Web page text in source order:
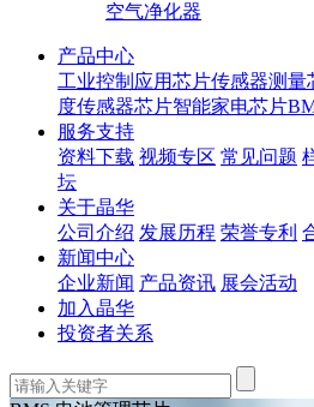
空气净化器
产品中心
工业控制应用芯片传感器测量
度传感器芯片智能家电芯片
服务支持
资料下载 视频专区 常见问题
坛
关于晶华
公司介绍 发展历程 荣誉专利
新闻中心
企业新闻 产品资讯 展会活动
加入晶华
投资者关系